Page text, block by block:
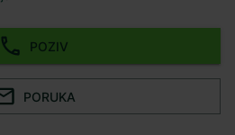
POZIV
PORUKA